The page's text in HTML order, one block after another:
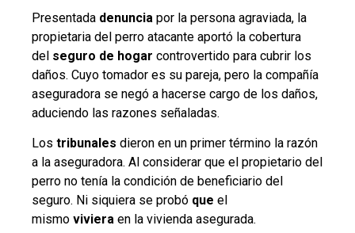
Presentada denuncia por la persona agraviada, la
propietaria del perro atacante aportó la cobertura
del seguro de hogar controvertido para cubrir los
daños. Cuyo tomador es su pareja, pero la compañía
aseguradora se negó a hacerse cargo de los daños,
aduciendo las razones señaladas.
Los tribunales dieron en un primer término la razón
a la aseguradora. Al considerar que el propietario del
perro no tenía la condición de beneficiario del
seguro. Ni siquiera se probó que el
mismo viviera en la vivienda asegurada.